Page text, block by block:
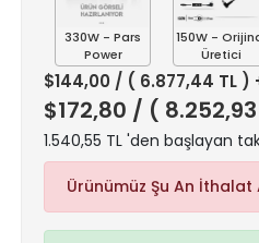
330W - Pars
Power
150W -
Üretici
$144,00 / ( 6.877,44 TL )
$172,80 / (
1.540,55 TL 'den başlayan
Ürünümüz Şu An İthalat